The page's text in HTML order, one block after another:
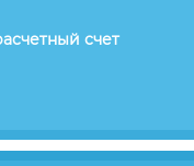
счет